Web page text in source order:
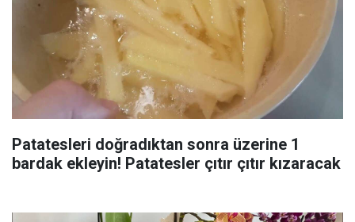
Patatesleri doğradıktan sonra üzerine 1
bardak ekleyin! Patatesler çıtır çıtır kızaracak